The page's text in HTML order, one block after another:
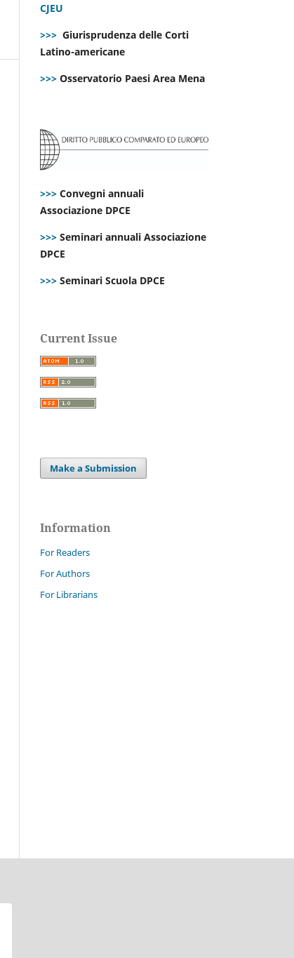
CJEU
>>> Giurisprudenza delle Corti
Latino-americane
>>> Osservatorio Paesi Area Mena
>>> Convegni annuali
Associazione DPCE
>>> Seminari annuali Associazione
DPCE
>>> Seminari Scuola DPCE
Current Issue
Make a Submission
Information
For Readers
For Authors
For Librarians